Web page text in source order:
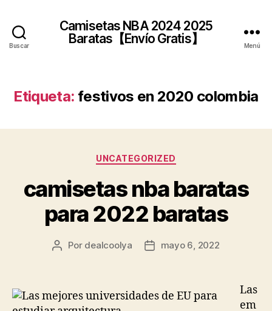
Buscar
Camisetas NBA 2024 2025
Baratas【Envío Gratis】
Menú
Etiqueta: festivos en 2020 colombia
Categorías
UNCATEGORIZED
camisetas nba baratas
para 2022 baratas
Autor
Por dealcoolya
Fechamayo 6, 2022
Las
em